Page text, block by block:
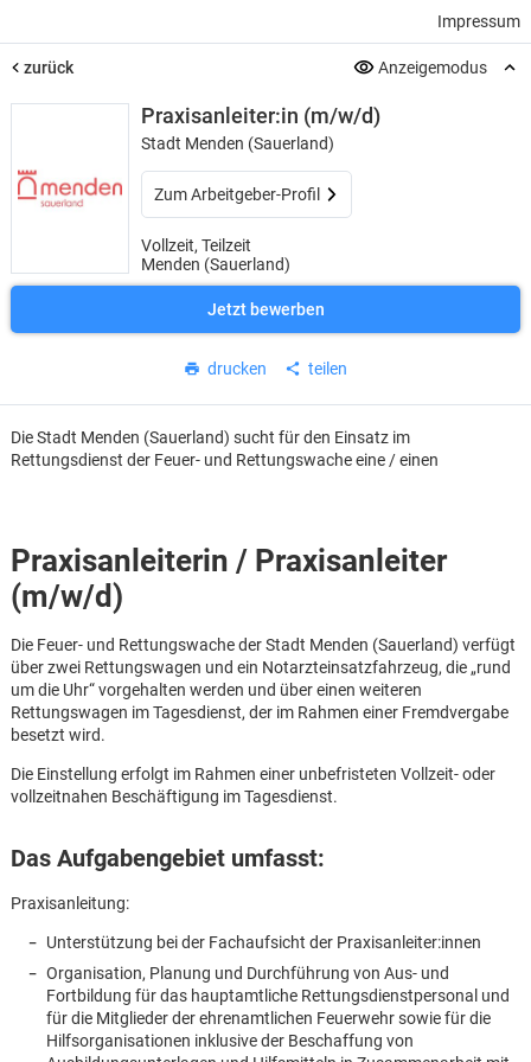
Impressum
zurück Anzeigemodus
Praxisanleiter:in (m/w/d)
Stadt Menden (Sauerland)
Zum Arbeitgeber-Profil
Vollzeit, Teilzeit
Menden (Sauerland)
Jetzt bewerben
drucken teilen
Die Stadt Menden (Sauerland) sucht für den Einsatz im
Rettungsdienst der Feuer- und Rettungswache eine / einen
Praxisanleiterin / Praxisanleiter
(m/w/d)
Die Feuer- und Rettungswache der Stadt Menden (Sauerland) verfügt
über zwei Rettungswagen und ein Notarzteinsatzfahrzeug, die „rund
um die Uhr“ vorgehalten werden und über einen weiteren
Rettungswagen im Tagesdienst, der im Rahmen einer Fremdvergabe
besetzt wird.
Die Einstellung erfolgt im Rahmen einer unbefristeten Vollzeit- oder
vollzeitnahen Beschäftigung im Tagesdienst.
Das Aufgabengebiet umfasst:
Praxisanleitung:
Unterstützung bei der Fachaufsicht der Praxisanleiter:innen
Organisation, Planung und Durchführung von Aus- und
Fortbildung für das hauptamtliche Rettungsdienstpersonal und
für die Mitglieder der ehrenamtlichen Feuerwehr sowie für die
Hilfsorganisationen inklusive der Beschaffung von
Karte anzeigen